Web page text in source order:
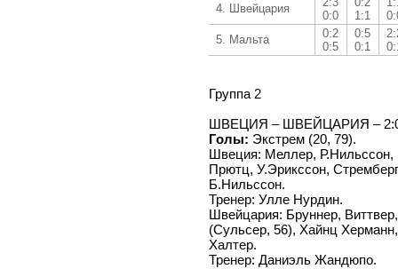
4. Швейцария
0:0
1:1
5. Мальта
0:2
0:5
0:5
0:1
Группа 2
ШВЕЦИЯ – ШВЕЙЦАРИЯ –
Голы: Экстрем (20, 79).
Швеция: Меллер, Р.Нильссон,
Прютц, У.Эрикссон,
Б.Нильссон.
Тренер: Улле Нурдин.
Швейцария: Бруннер,
(Сульсер, 56), Хайнц
Халтер.
Тренер: Даниэль Жандюпо.